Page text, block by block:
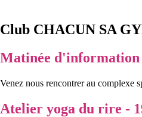
Club CHACUN SA
Matinée d'information
Venez nous rencontrer au complexe
Atelier yoga du rire -